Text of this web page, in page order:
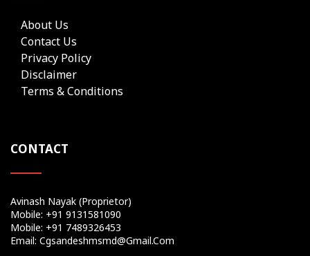
About Us
Contact Us
Privacy Policy
Disclaimer
Terms & Conditions
CONTACT
Avinash Nayak (Proprietor)
Mobile: +91 9131581090
Mobile: +91 7489326453
Email: Cgsandeshmsmd@gmail.com